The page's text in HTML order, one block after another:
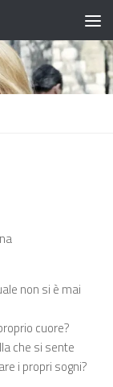
non si è mai
cuore?
che si sente
i propri sogni?